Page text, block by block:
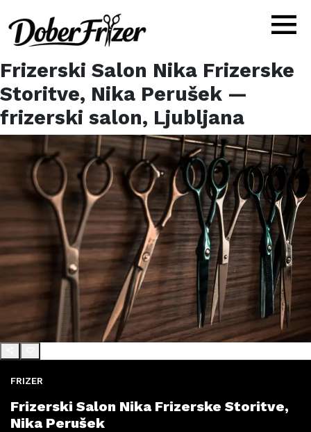
Frizerski Salon Nika Frizerske
Storitve, Nika Perušek —
frizerski salon, Ljubljana
FRIZER
Frizerski Salon Nika Frizerske Storitve,
Nika Perušek